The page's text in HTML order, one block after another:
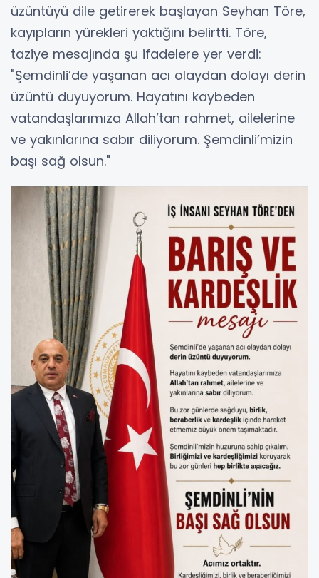
üzüntüyü dile getirerek başlayan Seyhan Töre,
kayıpların yürekleri yaktığını belirtti. Töre,
taziye mesajında şu ifadelere yer verdi:
​"Şemdinli’de yaşanan acı olaydan dolayı derin
üzüntü duyuyorum. Hayatını kaybeden
vatandaşlarımıza Allah’tan rahmet, ailelerine
ve yakınlarına sabır diliyorum. Şemdinli’mizin
başı sağ olsun."